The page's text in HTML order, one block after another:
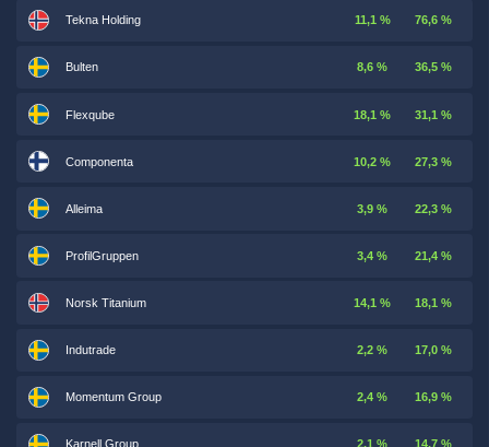
Tekna Holding 11,1 % 76,6 %
Bulten 8,6 % 36,5 %
Flexqube 18,1 % 31,1 %
Componenta 10,2 % 27,3 %
Alleima 3,9 % 22,3 %
ProfilGruppen 3,4 % 21,4 %
Norsk Titanium 14,1 % 18,1 %
Indutrade 2,2 % 17,0 %
Momentum Group 2,4 % 16,9 %
Karnell Group 2,1 % 14,7 %